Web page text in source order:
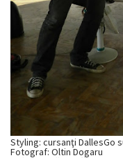
Styling: cursanţi DallesGo
Fotograf: Oltin Dogaru